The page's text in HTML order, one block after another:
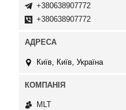
+380638907772
+380638907772
Київ, Київ, Україна
MLT